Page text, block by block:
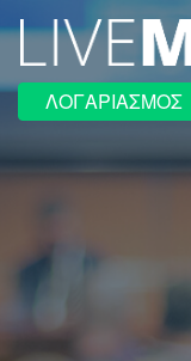
ΛΟΓΑΡΙΑΣΜΟΣ